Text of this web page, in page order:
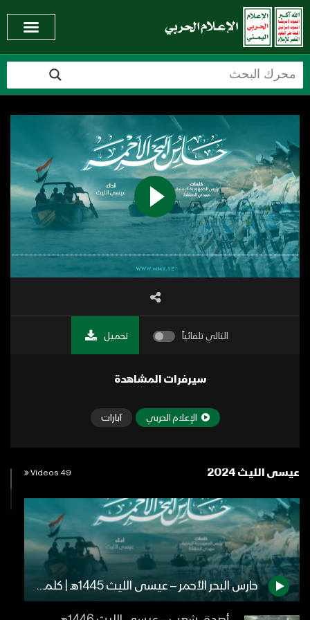
التالي تلقائياً تحميل
سيرفرات المشاهدة
الإعلام الحربي آبارات
عيسى الليث 2024 49 Videos
حارس البحر الأحمر – عيسى الليث 1445هـ | كلمات رئيس الجمهورية اليمنية مهدي المشاط